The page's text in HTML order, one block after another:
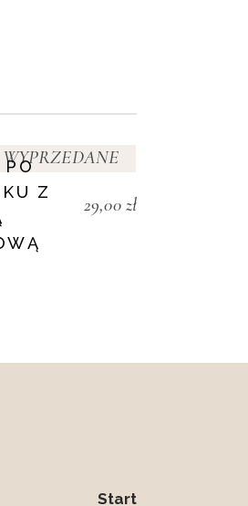
WYPRZEDANE
PO
Z
29,00 zł
Start